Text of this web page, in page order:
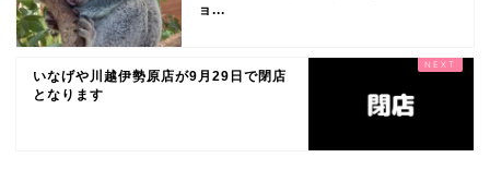
ョ...
いなげや川越伊勢原店が9月29日で閉店
となります